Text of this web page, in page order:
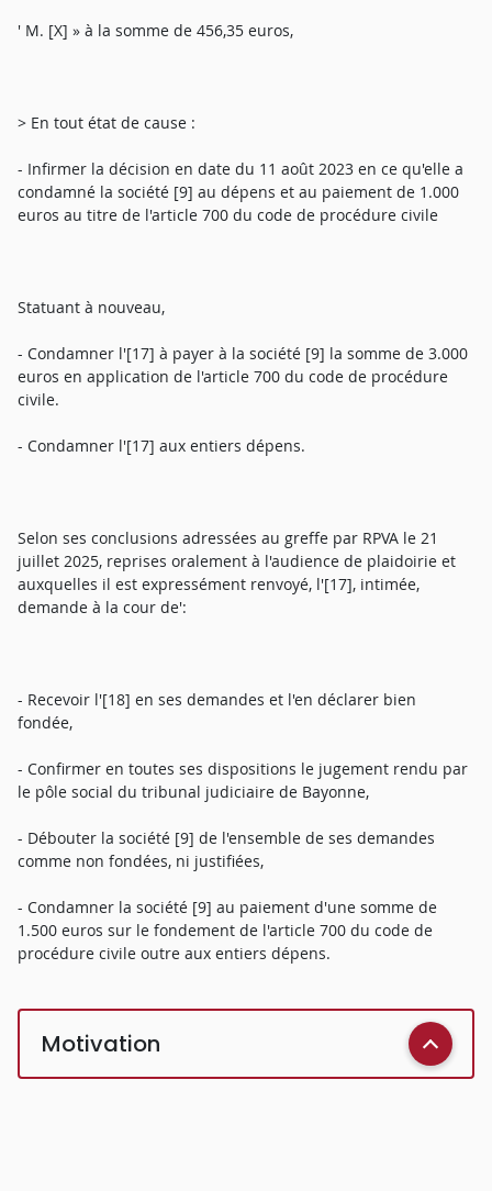
' M. [X] » à la somme de 456,35 euros,
> En tout état de cause :
- Infirmer la décision en date du 11 août 2023 en ce qu'elle a
condamné la société [9] au dépens et au paiement de 1.000
euros au titre de l'article 700 du code de procédure civile
Statuant à nouveau,
- Condamner l'[17] à payer à la société [9] la somme de 3.000
euros en application de l'article 700 du code de procédure
civile.
- Condamner l'[17] aux entiers dépens.
Selon ses conclusions adressées au greffe par RPVA le 21
juillet 2025, reprises oralement à l'audience de plaidoirie et
auxquelles il est expressément renvoyé, l'[17], intimée,
demande à la cour de':
- Recevoir l'[18] en ses demandes et l'en déclarer bien
fondée,
- Confirmer en toutes ses dispositions le jugement rendu par
le pôle social du tribunal judiciaire de Bayonne,
- Débouter la société [9] de l'ensemble de ses demandes
comme non fondées, ni justifiées,
- Condamner la société [9] au paiement d'une somme de
1.500 euros sur le fondement de l'article 700 du code de
procédure civile outre aux entiers dépens.
Motivation